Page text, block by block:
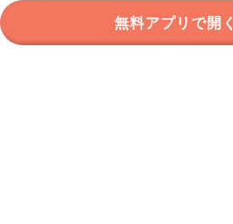
無料アプリで開く